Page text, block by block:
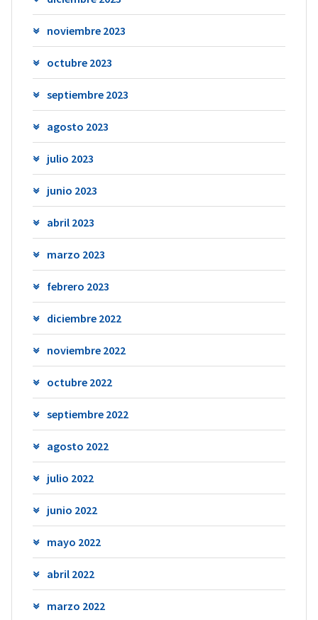
noviembre 2023
octubre 2023
septiembre 2023
agosto 2023
julio 2023
junio 2023
abril 2023
marzo 2023
febrero 2023
diciembre 2022
noviembre 2022
octubre 2022
septiembre 2022
agosto 2022
julio 2022
junio 2022
mayo 2022
abril 2022
marzo 2022